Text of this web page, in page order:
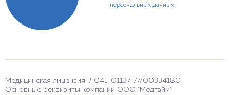
персональных данных
Медицинская лицензия: Л041-01137-77/00334180
Основные реквизиты компании ООО "Медтайм"